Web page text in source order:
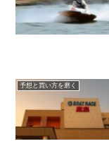
予想と買い方を磨く